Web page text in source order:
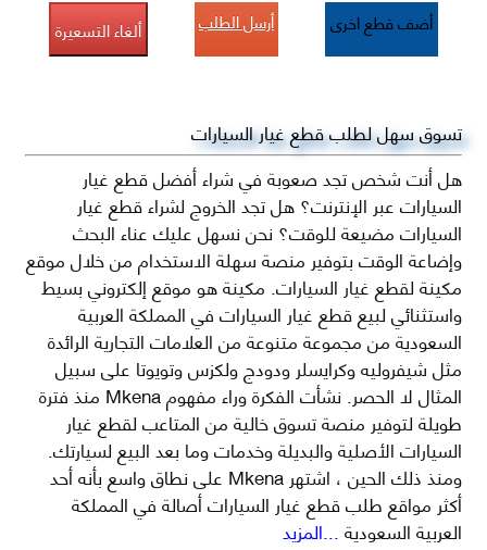
أضف قطع اخرى أرسل الطلب ألغاء التسعيرة
تسوق سهل لطلب قطع غيار السيارات
هل أنت شخص تجد صعوبة في شراء أفضل قطع غيار
السيارات عبر الإنترنت؟ هل تجد الخروج لشراء قطع غيار
السيارات مضيعة للوقت؟ نحن نسهل عليك عناء البحث
وإضاعة الوقت بتوفير منصة سهلة الاستخدام من خلال موقع
مكينة لقطع غيار السيارات. مكينة هو موقع إلكتروني بسيط
واستثنائي لبيع قطع غيار السيارات في المملكة العربية
السعودية من مجموعة متنوعة من العلامات التجارية الرائدة
مثل شيفروليه وكرايسلر ودودج ولكزس وتويوتا على سبيل
المثال لا الحصر. نشأت الفكرة وراء مفهوم Mkena منذ فترة
طويلة لتوفير منصة تسوق خالية من المتاعب لقطع غيار
السيارات الأصلية والبديلة وخدمات وما بعد البيع لسيارتك.
ومنذ ذلك الحين ، اشتهر Mkena على نطاق واسع بأنه أحد
أكثر مواقع طلب قطع غيار السيارات أصالة في المملكة
العربية السعودية...المزيد